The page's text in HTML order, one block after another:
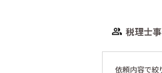
税理士
依頼内容で絞